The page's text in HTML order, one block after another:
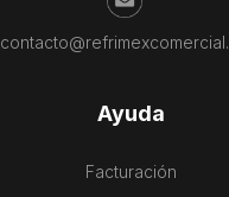
Ayuda
Facturación